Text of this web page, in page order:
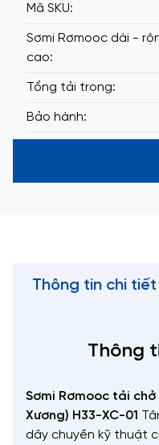
Mã SKU:
Sơmi Rơmooc dài -
cao:
Tổng tải trọng:
Bảo hành:
Thông tin chi tiết
Thông
Sơmi Rơmooc tải
Xương) H33-XC-01
dây chuyền kỹ thuật